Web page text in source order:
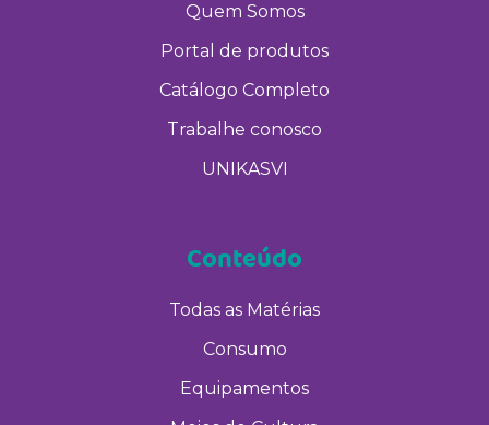
Quem Somos
Portal de produtos
Catálogo Completo
Trabalhe conosco
UNIKASVI
Conteúdo
Todas as Matérias
Consumo
Equipamentos